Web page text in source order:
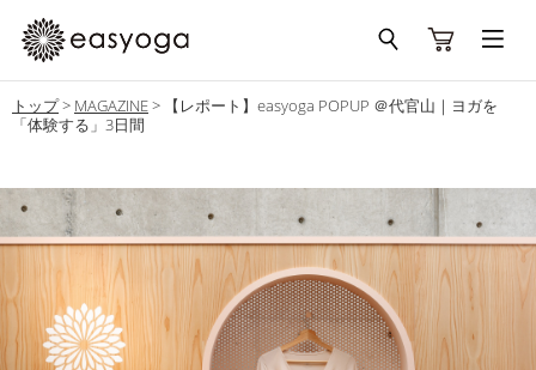
トップ> MAGAZINE>
【レポート】easyoga POPUP ＠代官山｜ヨガを
「体験する」3日間